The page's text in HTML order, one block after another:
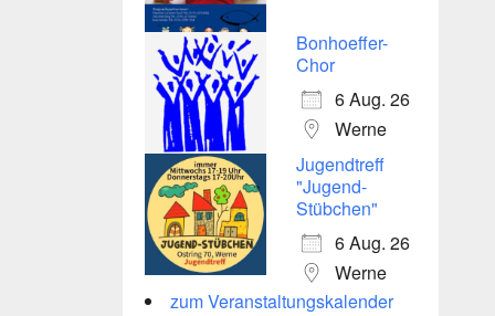
Bonhoeffer-
Chor
6 Aug. 26
Werne
Jugendtreff
"Jugend-
Stübchen"
6 Aug. 26
Werne
zum Veranstaltungskalender